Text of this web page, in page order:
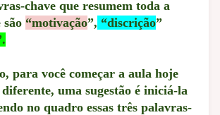
chave que resumem toda a
são “motivação”, “discrição”
para você começar a aula hoje
uma sugestão é iniciá-la
no quadro essas três palavras-